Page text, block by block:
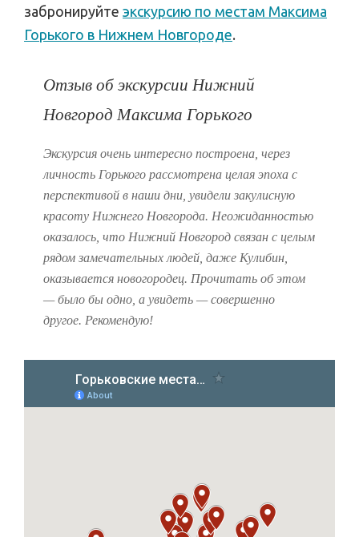
забронируйте экскурсию по местам Максима
Горького в Нижнем Новгороде.
Отзыв об экскурсии Нижний
Новгород Максима Горького
Экскурсия очень интересно построена, через
личность Горького рассмотрена целая эпоха с
перспективой в наши дни, увидели закулисную
красоту Нижнего Новгорода. Неожиданностью
оказалось, что Нижний Новгород связан с целым
рядом замечательных людей, даже Кулибин,
оказывается новогородец. Прочитать об этом
— было бы одно, а увидеть — совершенно
другое. Рекомендую!